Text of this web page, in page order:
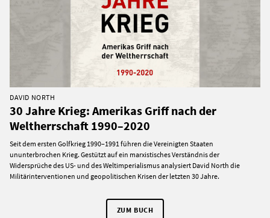
DAVID NORTH
30 Jahre Krieg: Amerikas Griff nach der
Weltherrschaft 1990–2020
Seit dem ersten Golfkrieg 1990–1991 führen die Vereinigten Staaten
ununterbrochen Krieg. Gestützt auf ein marxistisches Verständnis der
Widersprüche des US- und des Weltimperialismus analysiert David North die
Militärinterventionen und geopolitischen Krisen der letzten 30 Jahre.
ZUM BUCH